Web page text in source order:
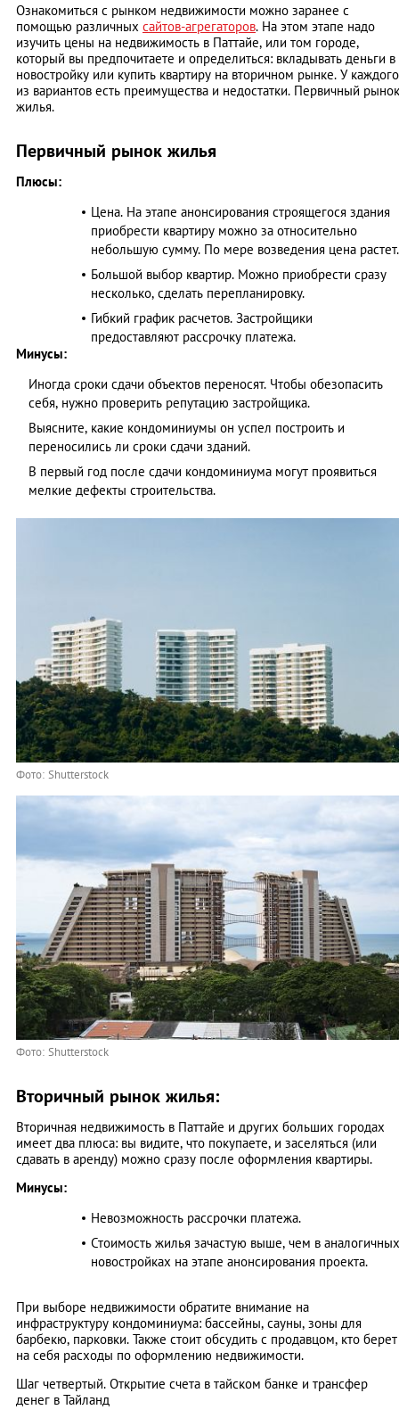
Ознакомиться с рынком недвижимости можно заранее с
помощью различных сайтов-агрегаторов. На этом этапе надо
изучить цены на недвижимость в Паттайе, или том городе,
который вы предпочитаете и определиться: вкладывать деньги в
новостройку или купить квартиру на вторичном рынке. У каждого
из вариантов есть преимущества и недостатки. Первичный рынок
жилья.
Первичный рынок жилья
Плюсы:
Цена. На этапе анонсирования строящегося здания
приобрести квартиру можно за относительно
небольшую сумму. По мере возведения цена растет.
Большой выбор квартир. Можно приобрести сразу
несколько, сделать перепланировку.
Гибкий график расчетов. Застройщики
предоставляют рассрочку платежа.
Минусы:
Иногда сроки сдачи объектов переносят. Чтобы обезопасить
себя, нужно проверить репутацию застройщика.
Выясните, какие кондоминиумы он успел построить и
переносились ли сроки сдачи зданий.
В первый год после сдачи кондоминиума могут проявиться
мелкие дефекты строительства.
Фото: Shutterstock
Фото: Shutterstock
Вторичный рынок жилья:
Вторичная недвижимость в Паттайе и других больших городах
имеет два плюса: вы видите, что покупаете, и заселяться (или
сдавать в аренду) можно сразу после оформления квартиры.
Минусы:
Невозможность рассрочки платежа.
Стоимость жилья зачастую выше, чем в аналогичных
новостройках на этапе анонсирования проекта.
При выборе недвижимости обратите внимание на
инфраструктуру кондоминиума: бассейны, сауны, зоны для
барбекю, парковки. Также стоит обсудить с продавцом, кто берет
на себя расходы по оформлению недвижимости.
Шаг четвертый. Открытие счета в тайском банке и трансфер
денег в Тайланд